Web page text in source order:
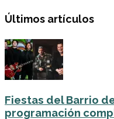
Últimos artículos
Fiestas del Barrio
programación